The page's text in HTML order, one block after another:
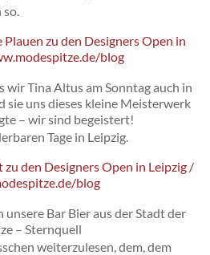
wir Tina Altus am Sonntag auch in
sie uns dieses kleine Meisterwerk
– wir sind begeistert!
Tage in Leipzig.
unsere Bar Bier aus der Stadt der
– Sternquell
weiterzulesen, dem, dem